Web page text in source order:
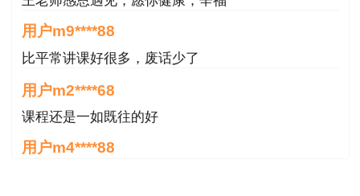
提示：未在直邮时间段申请邮寄的人员请关
注“甘肃人事考试
网”（https://ks.rst.gansu.gov.cn/ncms/index.shtml
书发放”栏目相关信息，查看其他领取方式及领取
时间。
附表
比平常讲课好很多，废话少了
用户m2****68
课程还是一如既往的好
用户m4****88
好 非常好 非常棒
用户m8****68